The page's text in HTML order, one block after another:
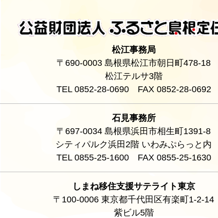
松江事務局
〒690-0003 島根県松江市朝日町478-18
松江テルサ3階
TEL 0852-28-0690 FAX 0852-28-0692
石見事務所
〒697-0034 島根県浜田市相生町1391-8
シティパルク浜田2階 いわみぷらっと内
TEL 0855-25-1600 FAX 0855-25-1630
しまね移住支援サテライト東京
〒100-0006 東京都千代田区有楽町1-2-14
紫ビル5階